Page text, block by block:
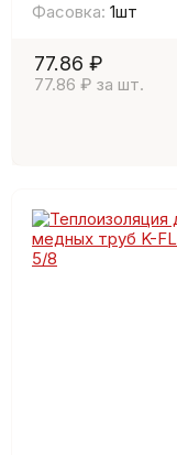
Фасовка: 1шт
77.86 ₽
77.86 ₽ за шт.